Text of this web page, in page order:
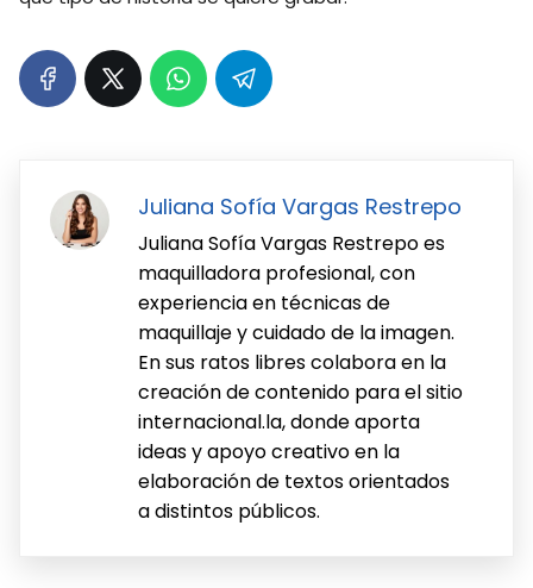
Juliana Sofía Vargas Restrepo
Juliana Sofía Vargas Restrepo es
maquilladora profesional, con
experiencia en técnicas de
maquillaje y cuidado de la imagen.
En sus ratos libres colabora en la
creación de contenido para el sitio
internacional.la, donde aporta
ideas y apoyo creativo en la
elaboración de textos orientados
a distintos públicos.